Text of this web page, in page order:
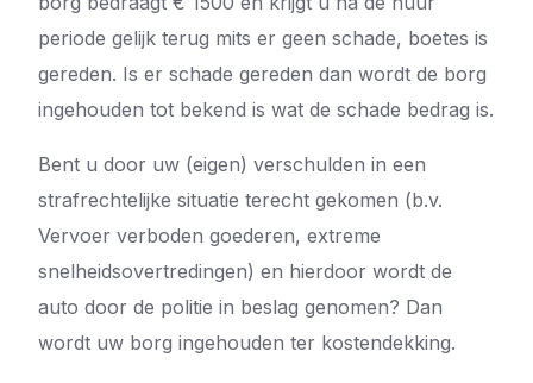
periode gelijk terug mits er geen schade, boetes is
gereden. Is er schade gereden dan wordt de borg
ingehouden tot bekend is wat de schade bedrag is.
Bent u door uw (eigen) verschulden in een
strafrechtelijke situatie terecht gekomen (b.v.
Vervoer verboden goederen, extreme
snelheidsovertredingen) en hierdoor wordt de
auto door de politie in beslag genomen? Dan
wordt uw borg ingehouden ter kostendekking.